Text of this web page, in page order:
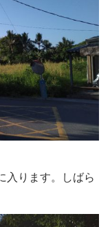
入ります。しばら